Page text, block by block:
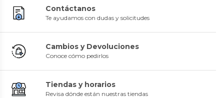
Contáctanos
Te ayudamos con dudas y solicitudes
Cambios y Devoluciones
Conoce cómo pedirlos
Tiendas y horarios
Revisa dónde están nuestras tiendas